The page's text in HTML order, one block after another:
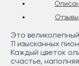
Отзывы
Это
11 изысканных
Каждый цветок
счастье,